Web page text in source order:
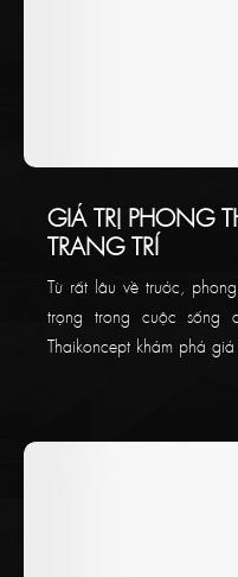
GIÁ TRỊ PHONG
TRANG TRÍ
Từ rất lâu về trước,
trọng trong cuộc sống
Thaikoncept khám phá